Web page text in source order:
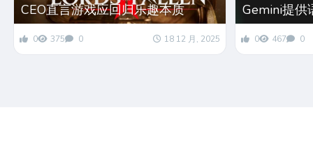
CEO直言游戏应回归乐趣本质
0 375 0 18 12 月, 2025
Gemini提供
0 467 0